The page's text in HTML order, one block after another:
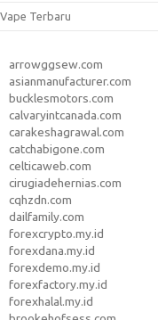
Vape Terbaru
arrowggsew.com
asianmanufacturer.com
bucklesmotors.com
calvaryintcanada.com
carakeshagrawal.com
catchabigone.com
celticaweb.com
cirugiadehernias.com
cqhzdn.com
dailfamily.com
forexcrypto.my.id
forexdana.my.id
forexdemo.my.id
forexfactory.my.id
forexhalal.my.id